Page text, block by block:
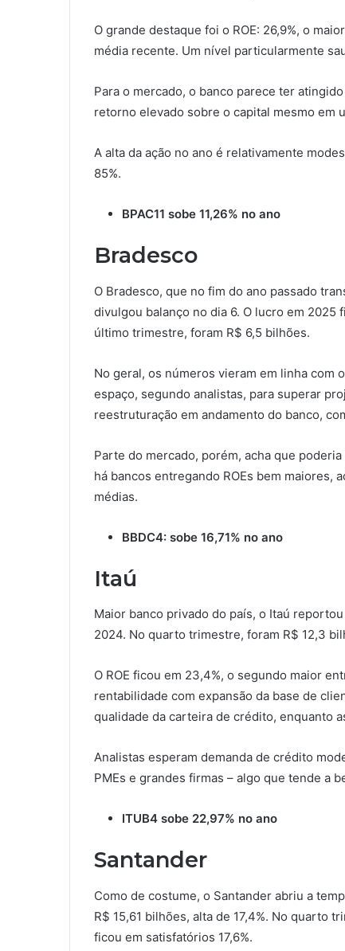
O grande destaque foi o ROE: 26,9%, o
média recente. Um nível particularmente
Para o mercado, o banco parece ter
retorno elevado sobre o capital mesmo em
A alta da ação no ano é relativamente
85%.
BPAC11 sobe 11,26% no ano
Bradesco
O Bradesco, que no fim do ano passado
divulgou balanço no dia 6. O lucro em 2025
último trimestre, foram R$ 6,5 bilhões.
No geral, os números vieram em linha com
espaço, segundo analistas, para superar
reestruturação em andamento do banco,
Parte do mercado, porém, acha que
há bancos entregando ROEs bem maiores,
médias.
BBDC4: sobe 16,71% no ano
Itaú
Maior banco privado do país, o Itaú
2024. No quarto trimestre, foram R$ 12,3
O ROE ficou em 23,4%, o segundo maior
rentabilidade com expansão da base de
qualidade da carteira de crédito, enquanto
Analistas esperam demanda de crédito
PMEs e grandes firmas – algo que tende a
ITUB4 sobe 22,97% no ano
Santander
Como de costume, o Santander abriu a
R$ 15,61 bilhões, alta de 17,4%. No quarto
ficou em satisfatórios 17,6%.